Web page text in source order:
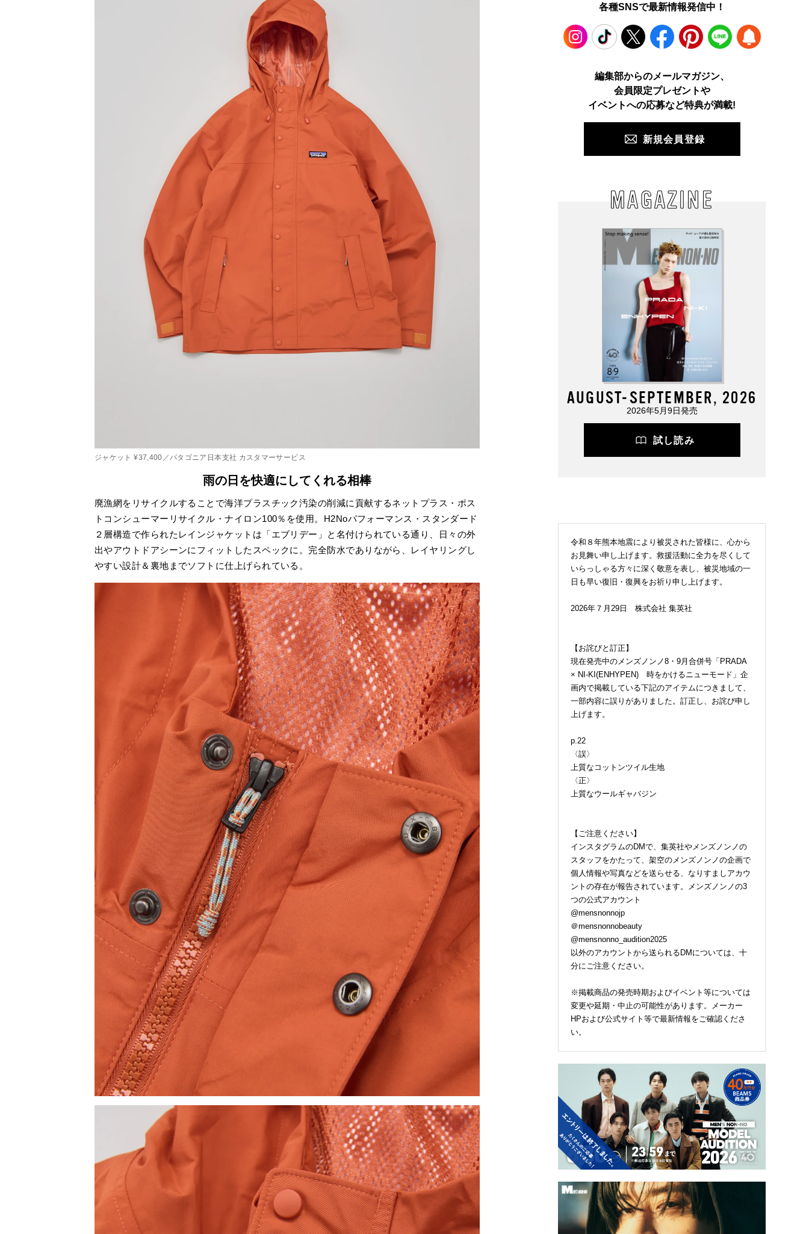
ジャケット ¥37,400／パタゴニア日本支社 カスタマーサービス
雨の日を快適にしてくれる相棒
廃漁網をリサイクルすることで海洋プラスチック汚染の削減に貢献するネットプラス・ポス
トコンシューマーリサイクル・ナイロン100％を使用。H2Noパフォーマンス・スタンダード
２層構造で作られたレインジャケットは「エブリデー」と名付けられている通り、日々の外
出やアウトドアシーンにフィットしたスペックに。完全防水でありながら、レイヤリングし
やすい設計＆裏地までソフトに仕上げられている。
各種SNSで最新情報発信中！
TikTok X Facebook Pinterest LINE
編集部からのメールマガジン、
会員限定プレゼントや
イベントへの応募など特典が満載!
新規会員登録
MAGAZINE
AUGUST-SEPTEMBER, 2026
2026年5月9日発売
試し読み
令和８年熊本地震により被災された皆様に、心から
お見舞い申し上げます。救援活動に全力を尽くして
いらっしゃる方々に深く敬意を表し、被災地域の一
日も早い復旧・復興をお祈り申し上げます。
2026年７月29日 株式会社 集英社
【お詫びと訂正】
現在発売中のメンズノンノ8・9月合併号「PRADA
× NI-KI(ENHYPEN) 時をかけるニューモード」企
画内で掲載している下記のアイテムにつきまして、
一部内容に誤りがありました。訂正し、お詫び申し
上げます。
p.22
〈誤〉
上質なコットンツイル生地
〈正〉
上質なウールギャバジン
【ご注意ください】
インスタグラムのDMで、集英社やメンズノンノの
スタッフをかたって、架空のメンズノンノの企画で
個人情報や写真などを送らせる、なりすましアカウ
ントの存在が報告されています。メンズノンノの3
つの公式アカウント
@mensnonnojp
＠mensnonnobeauty
@mensnonno_audition2025
以外のアカウントから送られるDMについては、十
分にご注意ください。
※掲載商品の発売時期およびイベント等については
変更や延期・中止の可能性があります。メーカー
HPおよび公式サイト等で最新情報をご確認くださ
い。